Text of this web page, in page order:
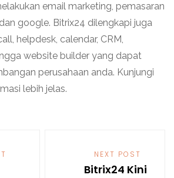
email marketing, pemasaran
google. Bitrix24 dilengkapi juga
helpdesk, calendar, CRM,
website builder yang dapat
perusahaan anda. Kunjungi
lebih jelas.
NEXT POST
Bitrix24 Kini